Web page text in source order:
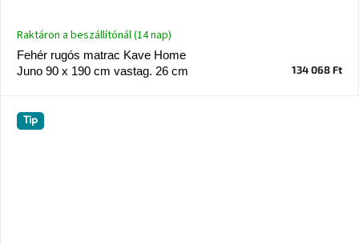
Fehér rugós matrac Kave Home
Juno 90 x 190 cm vastag. 26 cm
Raktáron a beszállítónál (14 nap)
134 068 Ft
Tip